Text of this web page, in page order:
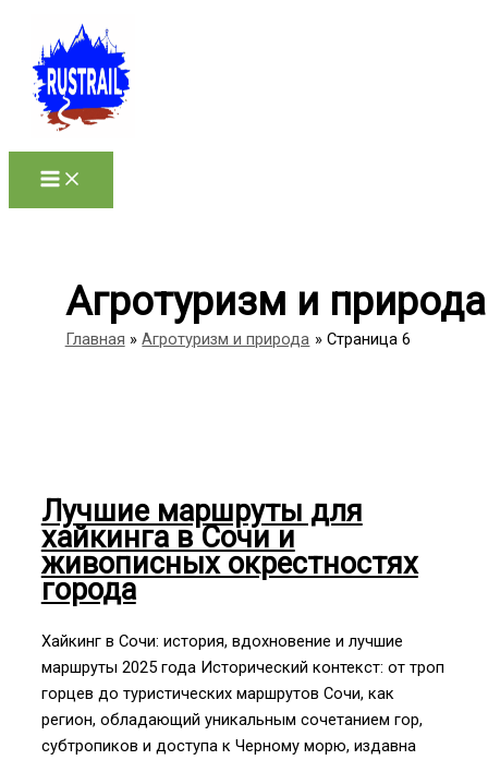
содержимому
Агротуризм и природа
Главная Агротуризм и природа Страница 6
Лучшие маршруты для
хайкинга в Сочи и
живописных окрестностях
города
Хайкинг в Сочи: история, вдохновение и лучшие
маршруты 2025 года Исторический контекст: от троп
горцев до туристических маршрутов Сочи, как
регион, обладающий уникальным сочетанием гор,
субтропиков и доступа к Черному морю, издавна